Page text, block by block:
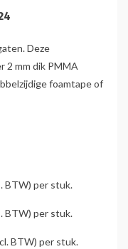
Deze
2 mm dik PMMA
foamtape of
BTW) per stuk.
BTW) per stuk.
BTW) per stuk.